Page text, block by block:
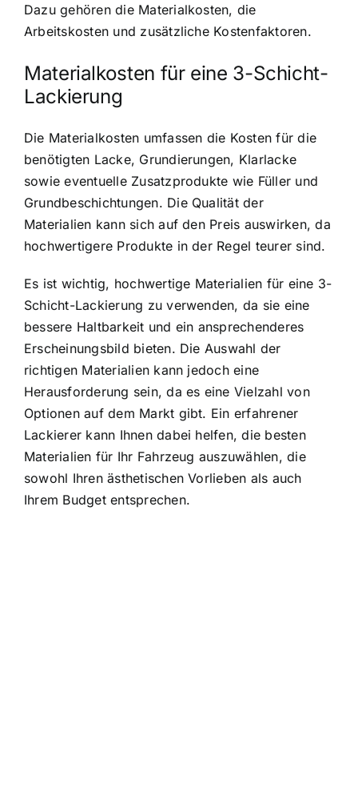
Dazu gehören die Materialkosten, die
Arbeitskosten und zusätzliche Kostenfaktoren.
Materialkosten für eine 3-Schicht-
Lackierung
Die Materialkosten umfassen die Kosten für die
benötigten Lacke, Grundierungen, Klarlacke
sowie eventuelle Zusatzprodukte wie Füller und
Grundbeschichtungen. Die Qualität der
Materialien kann sich auf den Preis auswirken, da
hochwertigere Produkte in der Regel teurer sind.
Es ist wichtig, hochwertige Materialien für eine 3-
Schicht-Lackierung zu verwenden, da sie eine
bessere Haltbarkeit und ein ansprechenderes
Erscheinungsbild bieten. Die Auswahl der
richtigen Materialien kann jedoch eine
Herausforderung sein, da es eine Vielzahl von
Optionen auf dem Markt gibt. Ein erfahrener
Lackierer kann Ihnen dabei helfen, die besten
Materialien für Ihr Fahrzeug auszuwählen, die
sowohl Ihren ästhetischen Vorlieben als auch
Ihrem Budget entsprechen.